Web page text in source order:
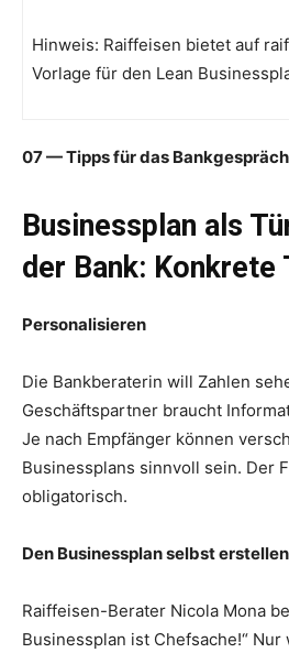
Hinweis: Raiffeisen bietet auf
Vorlage für den Lean
07 — Tipps für das Bankgespräch
Businessplan als
der Bank: Konkrete
Personalisieren
Die Bankberaterin will Zahlen
Geschäftspartner braucht
Je nach Empfänger können
Businessplans sinnvoll sein. Der
obligatorisch.
Den Businessplan selbst erstellen
Raiffeisen-Berater Nicola Mona
Businessplan ist Chefsache!“